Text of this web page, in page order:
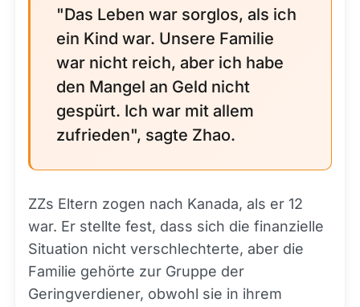
"Das Leben war sorglos, als ich
ein Kind war. Unsere Familie
war nicht reich, aber ich habe
den Mangel an Geld nicht
gespürt. Ich war mit allem
zufrieden", sagte Zhao.
ZZs Eltern zogen nach Kanada, als er 12
war. Er stellte fest, dass sich die finanzielle
Situation nicht verschlechterte, aber die
Familie gehörte zur Gruppe der
Geringverdiener, obwohl sie in ihrem